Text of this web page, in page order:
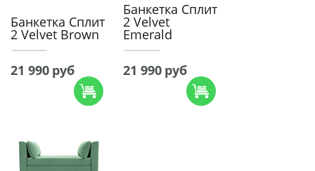
Банкетка Сплит
2 Velvet Brown
21 990 руб
Банкетка Сплит
2 Velvet
Emerald
21 990 руб